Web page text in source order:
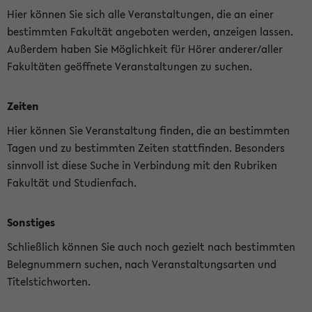
Hier können Sie sich alle Veranstaltungen, die an einer
bestimmten Fakultät angeboten werden, anzeigen lassen.
Außerdem haben Sie Möglichkeit für Hörer anderer/aller
Fakultäten geöffnete Veranstaltungen zu suchen.
Zeiten
Hier können Sie Veranstaltung finden, die an bestimmten
Tagen und zu bestimmten Zeiten stattfinden. Besonders
sinnvoll ist diese Suche in Verbindung mit den Rubriken
Fakultät und Studienfach.
Sonstiges
Schließlich können Sie auch noch gezielt nach bestimmten
Belegnummern suchen, nach Veranstaltungsarten und
Titelstichworten.